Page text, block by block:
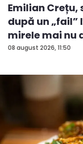
08 august 2026, 11:50
Emilian
după un „fail”
mirele mai nu